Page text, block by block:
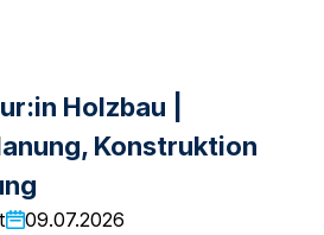
Holzbau |
Konstruktion
09.07.2026